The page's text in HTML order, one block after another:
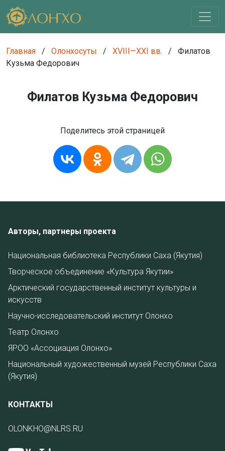
Главная / Олонхосуты / XVIII—XXI вв. /
Филатов
Кузьма Федорович
Филатов Кузьма Федорович
Поделитесь этой страницей
Авторы, партнеры проекта
Национальная библиотека Республики Саха (Якутия)
Творческое объединение «Культура Якутии»
Арктический государственный институт культуры и
искусств
Научно-исследовательский институт Олонхо
Театр Олонхо
ЯРОО «Ассоциация Олонхо»
Национальный художественный музей Республики Саха
(Якутия)
КОНТАКТЫ
OLONKHO@NLRS.RU